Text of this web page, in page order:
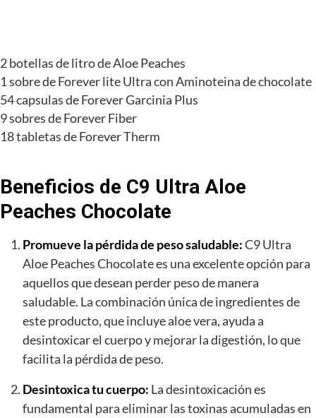
2 botellas de litro de Aloe Peaches
1 sobre de Forever lite Ultra con Aminoteina de chocolate
54 capsulas de Forever Garcinia Plus
9 sobres de Forever Fiber
18 tabletas de Forever Therm
Beneficios de C9 Ultra Aloe
Peaches Chocolate
Promueve la pérdida de peso saludable:C9 Ultra
Aloe Peaches Chocolate es una excelente opción para
aquellos que desean perder peso de manera
saludable. La combinación única de ingredientes de
este producto, que incluye aloe vera, ayuda a
desintoxicar el cuerpo y mejorar la digestión, lo que
facilita la pérdida de peso.
Desintoxica tu cuerpo: La desintoxicación es
fundamental para eliminar las toxinas acumuladas en